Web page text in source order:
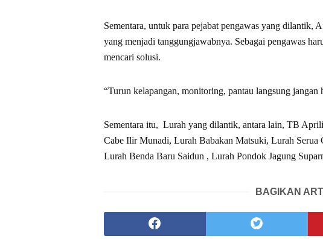
Sementara, untuk para pejabat pengawas yang dilantik,
yang menjadi tanggungjawabnya. Sebagai pengawas
mencari solusi.
“Turun kelapangan, monitoring, pantau langsung
Sementara itu, Lurah yang dilantik, antara lain, TB
Cabe Ilir Munadi, Lurah Babakan Matsuki, Lurah
Lurah Benda Baru Saidun , Lurah Pondok Jagung
BAGIKAN